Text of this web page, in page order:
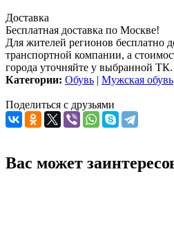
Доставка
Бесплатная доставка по Москве!
Для жителей регионов бесплатно
транспортной компании, а
города уточняйте у выбранной ТК.
Категории: Обувь | Мужская обувь
Поделиться с друзьями
Вас может